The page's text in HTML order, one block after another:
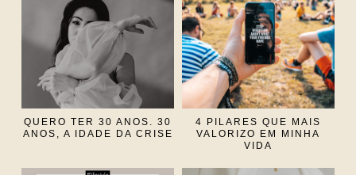
QUERO TER 30 ANOS. 30
ANOS, A IDADE DA CRISE
4 PILARES QUE MAIS
VALORIZO EM MINHA
VIDA